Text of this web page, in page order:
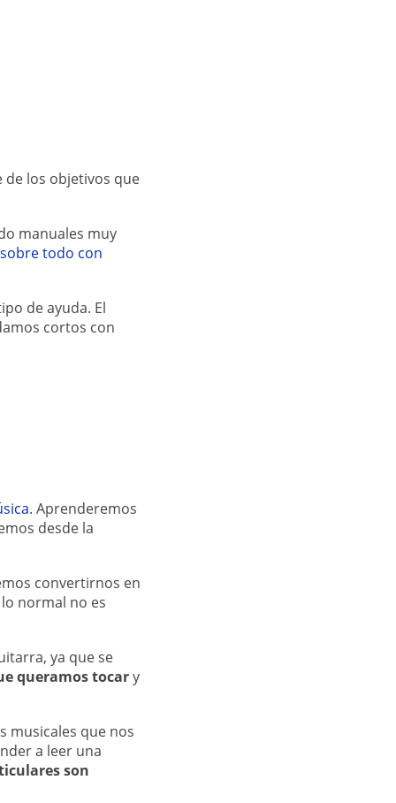
de los objetivos que
manuales muy
todo con
de ayuda. El
cortos con
. Aprenderemos
desde la
convertirnos en
normal no es
ya que se
queramos tocary
musicales que nos
a leer una
son